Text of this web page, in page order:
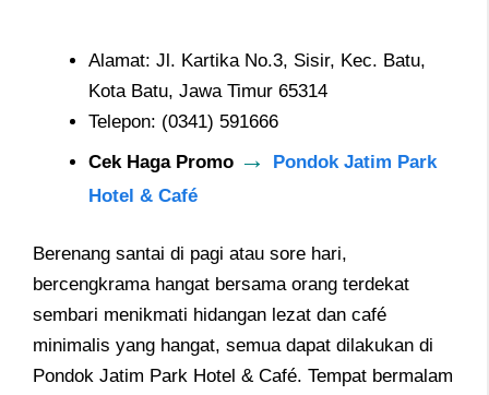
Alamat: Jl. Kartika No.3, Sisir, Kec. Batu,
Kota Batu, Jawa Timur 65314
Telepon: (0341) 591666
Cek Haga Promo →
Pondok Jatim Park
Hotel & Café
Berenang santai di pagi atau sore hari,
bercengkrama hangat bersama orang terdekat
sembari menikmati hidangan lezat dan café
minimalis yang hangat, semua dapat dilakukan di
Pondok Jatim Park Hotel & Café. Tempat bermalam